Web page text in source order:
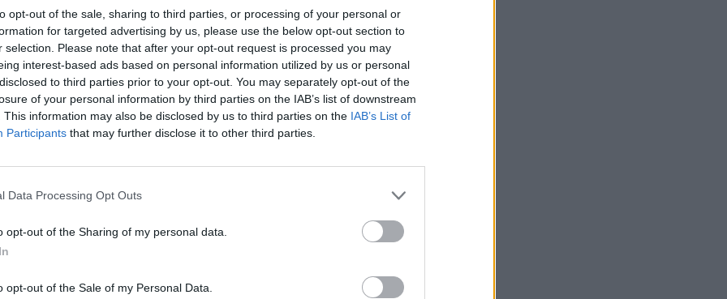
opt-out of the sale, sharing to third parties, or processing of your personal or
for targeted advertising by us, please use the below opt-out section to
selection. Please note that after your opt-out request is processed you may
interest-based ads based on personal information utilized by us or personal
to third parties prior to your opt-out. You may separately opt-out of the
of your personal information by third parties on the IAB’s list of downstream
This information may also be disclosed by us to third parties on the IAB’s List of
Participants that may further disclose it to other third parties.
Data Processing Opt Outs
opt-out of the Sharing of my personal data.
opt-out of the Sale of my Personal Data.